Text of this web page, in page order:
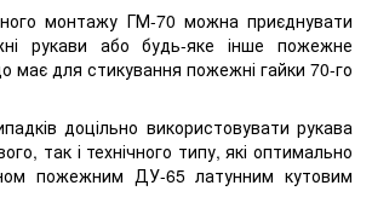
монтажу ГМ-70 можна приєднувати
рукави або будь-яке інше пожежне
має для стикування пожежні гайки 70-го
доцільно використовувати рукава
так і технічного типу, які оптимально
пожежним ДУ-65 латунним кутовим